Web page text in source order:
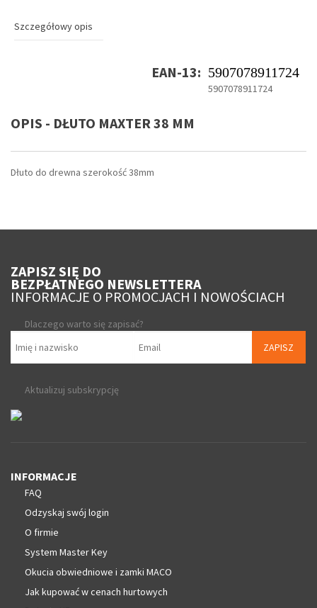
Szczegółowy opis
EAN-13: 5907078911724
5907078911724
OPIS - DŁUTO MAXTER 38 MM
Dłuto do drewna szerokość 38mm
ZAPISZ SIĘ DO
BEZPŁATNEGO NEWSLETTERA
INFORMACJE O PROMOCJACH I NOWOŚCIACH
Dlaczego warto się zapisać?
ZAPISZ
Aktualizuj subskrypcję
INFORMACJE
FAQ
Odzyskaj swój login
O firmie
System Master Key
Okucia obwiedniowe i zamki MACO
Jak kupować w cenach hurtowych